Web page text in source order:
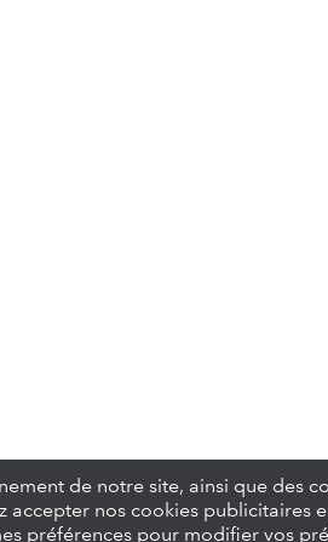
de notre site, ainsi que des
nos cookies publicitaires
préférences pour modifier vos